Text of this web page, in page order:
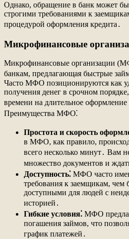
Однако, обращение в банк может
строгими требованиями к
процедурой оформления кредита․
Микрофинансовые
Микрофинансовые организации
банкам, предлагающая быстрые
Часто МФО позиционируются как
получения денег в срочном
времени на длительное оформление
Преимущества МФО⁚
Простота и скорость
в МФО, как правило,
всего несколько минут․ Вам
множество документов и
Доступность⁚ МФО часто
требования к заемщикам, чем
доступными для людей с
историей․
Гибкие условия⁚ МФО
погашения займов, что
график платежей․